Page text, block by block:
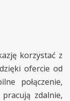
korzystać z
ofercie od
połączenie,
zdalnie,